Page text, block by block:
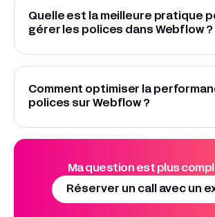
police custom est dispo partout dans
N'oubliez pas d'uploader tous les poids
Quelle est la meilleure pratique
gérer les polices dans Webflow ?
Limitez-vous à 2-3 polices max pour la
Définissez vos styles sur les HTML tags
possible, et prévoyez toujours des
Helvetica...). La typo, c'est 50% du
Comment optimiser la
polices sur Webflow ?
Performance first ! Utilisez WOFF2,
variantes (regular, bold, c'est souvent
Google Fonts est votre ami pour la
polices exotiques lourdes, votre site
Ma question est plus
Réserver un call avec un